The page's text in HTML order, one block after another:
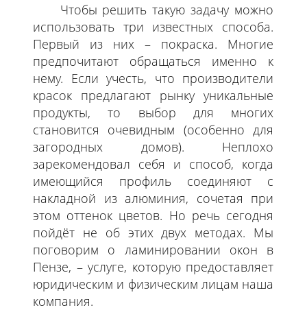
Чтобы решить такую задачу можно
использовать три известных способа.
Первый из них – покраска. Многие
предпочитают обращаться именно к
нему. Если учесть, что производители
красок предлагают рынку уникальные
продукты, то выбор для многих
становится очевидным (особенно для
загородных домов). Неплохо
зарекомендовал себя и способ, когда
имеющийся профиль соединяют с
накладной из алюминия, сочетая при
этом оттенок цветов. Но речь сегодня
пойдёт не об этих двух методах. Мы
поговорим о ламинировании окон в
Пензе, – услуге, которую предоставляет
юридическим и физическим лицам наша
компания.